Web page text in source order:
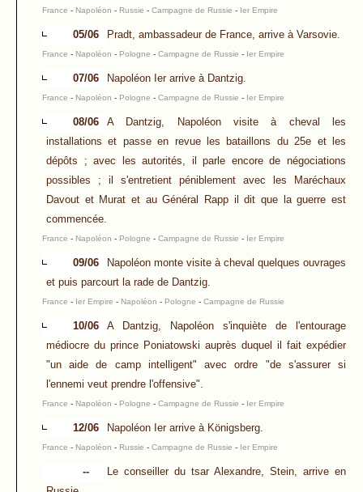
France - Napoléon - Russie - Campagne de Russie - Ier Empire
05/06 Pradt, ambassadeur de France, arrive à Varsovie.
France - Napoléon - Pologne - Campagne de Russie - Ier Empire
07/06 Napoléon Ier arrive à Dantzig.
France - Napoléon - Pologne - Campagne de Russie - Ier Empire
08/06
A Dantzig, Napoléon visite à cheval les
installations et passe en revue les bataillons du 25e et les
dépôts ; avec les autorités, il parle encore de négociations
possibles ; il s'entretient péniblement avec les Maréchaux
Davout et Murat et au Général Rapp il dit que la guerre est
commencée.
France - Napoléon - Pologne - Campagne de Russie - Ier Empire
09/06
Napoléon monte visite à cheval quelques ouvrages
et puis parcourt la rade de Dantzig.
France - Ier Empire - Napoléon - Pologne - Campagne de Russie
10/06
A Dantzig, Napoléon s'inquiète de l'entourage
médiocre du prince Poniatowski auprès duquel il fait expédier
"un aide de camp intelligent" avec ordre "de s'assurer si
l'ennemi veut prendre l'offensive".
France - Napoléon - Pologne - Campagne de Russie - Ier Empire
12/06 Napoléon Ier arrive à Königsberg.
France - Napoléon - Russie - Campagne de Russie - Ier Empire
--
Le conseiller du tsar Alexandre, Stein, arrive en